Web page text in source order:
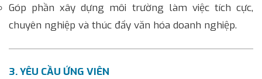
Góp phần xây dựng môi trường làm việc tích cực,
chuyên nghiệp và thúc đẩy văn hóa doanh nghiệp.
3. YÊU CẦU ỨNG VIÊN